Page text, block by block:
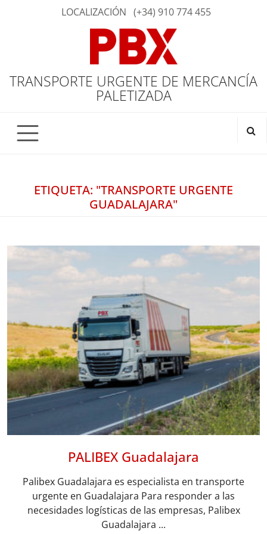
LOCALIZACIÓN (+34) 910 774 455
TRANSPORTE URGENTE DE MERCANCÍA
PALETIZADA
ETIQUETA: "TRANSPORTE URGENTE
GUADALAJARA"
PALIBEX Guadalajara
Palibex Guadalajara es especialista en transporte
urgente en Guadalajara Para responder a las
necesidades logísticas de las empresas, Palibex
Guadalajara ...